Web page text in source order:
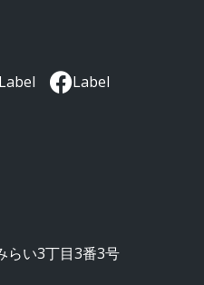
Label Label
らい3丁目3番3号